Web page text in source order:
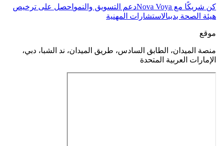
كن شريكًا مع Nova Voya دعم التسويق والنمو احصل على ترخيص
هيئة الصحة بدبيالاستشارات المهنية
موقع
منصة الميدان، الطابق السادس، طريق الميدان، ند الشبا، دبي،
الإمارات العربية المتحدة